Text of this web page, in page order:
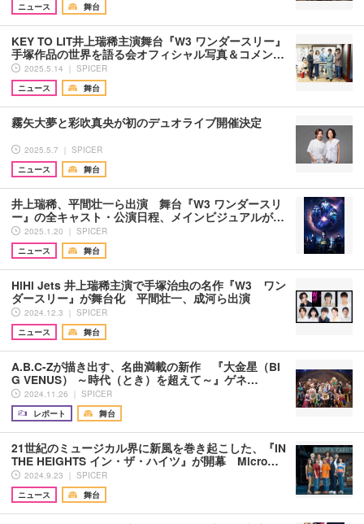
ニュース
舞台
KEY TO LIT井上瑞稀主演舞台『W3 ワンダースリー』
手塚作品の世界を語る会オフィシャル写真＆コメン…
2025.5.14 ｜ SPICER
ニュース
舞台
霧矢大夢と彩吹真央が初のデュオライブ開催決定
2025.5.7 ｜ SPICER
ニュース
舞台
井上瑞稀、平間壮一ら出演 舞台『W3 ワンダースリ
ー』の全キャスト・公演日程、メインビジュアルが…
2025.1.20 ｜ SPICER
ニュース
舞台
HiHi Jets 井上瑞稀主演で手塚治虫の名作『W3 ワン
ダースリー』が舞台化 平間壮一、成河ら出演
2024.12.3 ｜ SPICER
ニュース
舞台
A.B.C-Zが描き出す、名曲満載の新作 『大金星（BI
G VENUS） ～時代（とき）を超えて～』ゲネ…
2024.11.26 ｜ SPICER
レポート
舞台
21世紀のミュージカル界に新風を巻き起こした、『IN
THE HEIGHTS イン・ザ・ハイツ』が開幕 Micro…
2024.9.23 ｜ SPICER
ニュース
舞台